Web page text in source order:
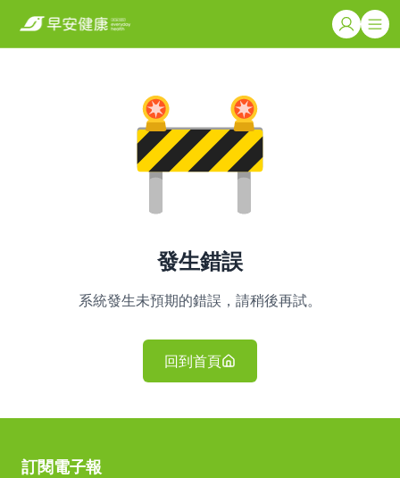
發生錯誤
系統發生未預期的錯誤，請稍後再試。
回到首頁
訂閱電子報